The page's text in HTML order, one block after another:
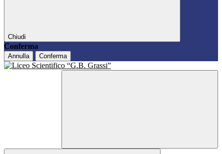
Chiudi
Conferma
Annulla Conferma